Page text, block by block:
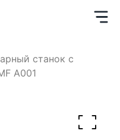
станок с
A001